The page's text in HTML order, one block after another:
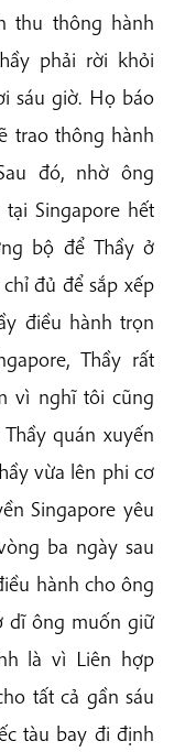
thu thông hành
phải rời khỏi
sáu giờ. Họ báo
trao thông hành
đó, nhờ ông
tại Singapore hết
bộ để Thầy ở
đủ để sắp xếp
điều hành trọn
Thầy rất
vì nghĩ tôi cũng
quán xuyến
vừa lên phi cơ
Singapore yêu
ba ngày sau
hành cho ông
dĩ ông muốn giữ
là vì Liên hợp
tất cả gần sáu
tàu bay đi định